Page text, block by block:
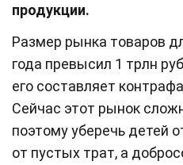
продукции.
Размер рынка товаров
года превысил 1 трлн
его составляет
Сейчас этот рынок
поэтому уберечь детей
от пустых трат, а